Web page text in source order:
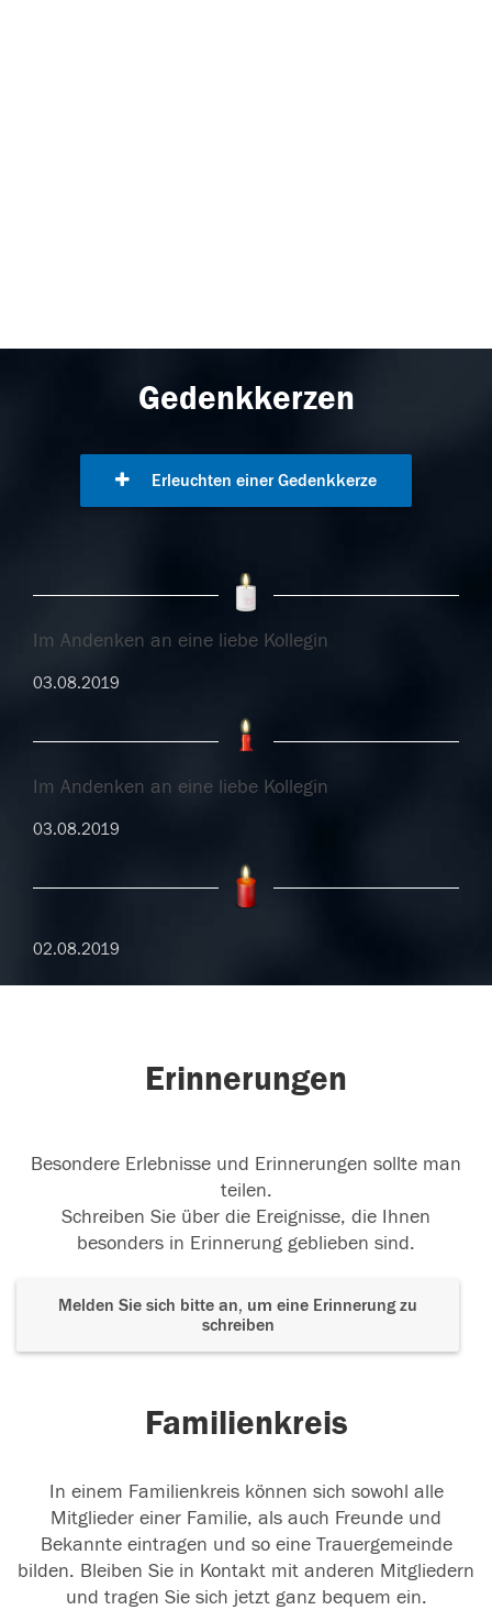
Gedenkkerzen
Erleuchten einer Gedenkkerze
Im Andenken an eine liebe Kollegin
03.08.2019
Im Andenken an eine liebe Kollegin
03.08.2019
02.08.2019
Erinnerungen
Besondere Erlebnisse und Erinnerungen sollte man
teilen.
Schreiben Sie über die Ereignisse, die Ihnen
besonders in Erinnerung geblieben sind.
Melden Sie sich bitte an, um eine Erinnerung zu
schreiben
Familienkreis
In einem Familienkreis können sich sowohl alle
Mitglieder einer Familie, als auch Freunde und
Bekannte eintragen und so eine Trauergemeinde
bilden. Bleiben Sie in Kontakt mit anderen Mitgliedern
und tragen Sie sich jetzt ganz bequem ein.